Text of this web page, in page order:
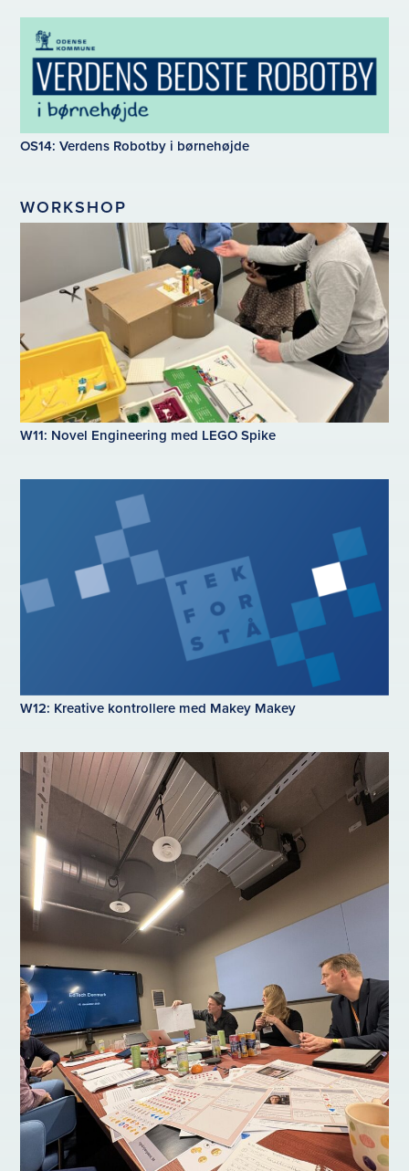
OS14: Verdens Robotby i børnehøjde
WORKSHOP
W11: Novel Engineering med LEGO Spike
W12: Kreative kontrollere med Makey Makey